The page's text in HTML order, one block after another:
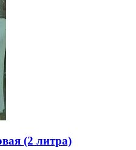
(2 литра)